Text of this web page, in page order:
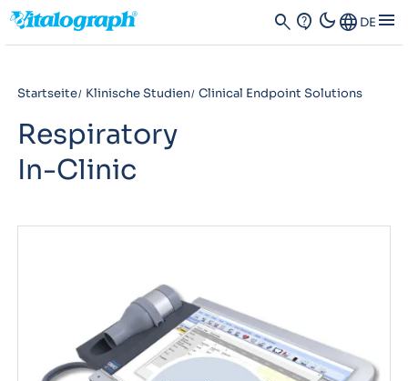
search contact_support dark_modeLanguage DE menu
Startseite Klinische Studien Clinical Endpoint Solutions
Respiratory
In-Clinic